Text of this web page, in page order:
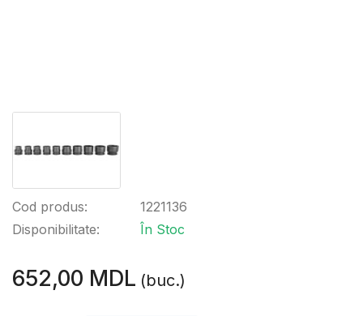
Cod produs:
Disponibilitate:
1221136
În Stoc
652,00 MDL (buc.)